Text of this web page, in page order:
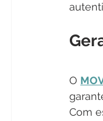
O
Com